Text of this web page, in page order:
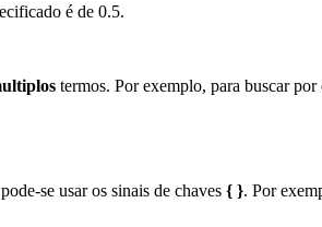
é de 0.5.
termos. Por exemplo, para buscar
se usar os sinais de chaves { }. Por